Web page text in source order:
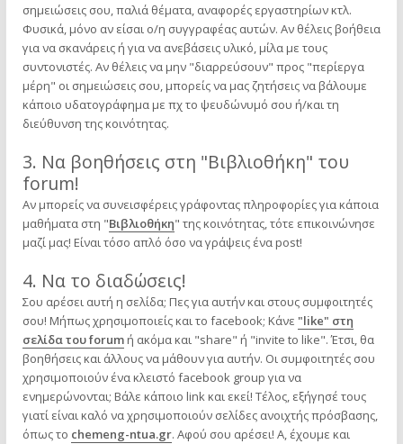
σημειώσεις σου, παλιά θέματα, αναφορές εργαστηρίων κτλ.
Φυσικά, μόνο αν είσαι ο/η συγγραφέας αυτών. Αν θέλεις βοήθεια
για να σκανάρεις ή για να ανεβάσεις υλικό, μίλα με τους
συντονιστές. Αν θέλεις να μην "διαρρεύσουν" προς "περίεργα
μέρη" οι σημειώσεις σου, μπορείς να μας ζητήσεις να βάλουμε
κάποιο υδατογράφημα με πχ το ψευδώνυμό σου ή/και τη
διεύθυνση της κοινότητας.
3. Να βοηθήσεις στη "Βιβλιοθήκη" του
forum!
Αν μπορείς να συνεισφέρεις γράφοντας πληροφορίες για κάποια
μαθήματα στη "Βιβλιοθήκη" της κοινότητας, τότε επικοινώνησε
μαζί μας! Είναι τόσο απλό όσο να γράψεις ένα post!
4. Να το διαδώσεις!
Σου αρέσει αυτή η σελίδα; Πες για αυτήν και στους συμφοιτητές
σου! Μήπως χρησιμοποιείς και το facebook; Κάνε "like" στη
σελίδα του forum ή ακόμα και "share" ή "invite to like". Έτσι, θα
βοηθήσεις και άλλους να μάθουν για αυτήν. Οι συμφοιτητές σου
χρησιμοποιούν ένα κλειστό facebook group για να
ενημερώνονται; Βάλε κάποιο link και εκεί! Τέλος, εξήγησέ τους
γιατί είναι καλό να χρησιμοποιούν σελίδες ανοιχτής πρόσβασης,
όπως το chemeng-ntua.gr. Αφού σου αρέσει! Α, έχουμε και